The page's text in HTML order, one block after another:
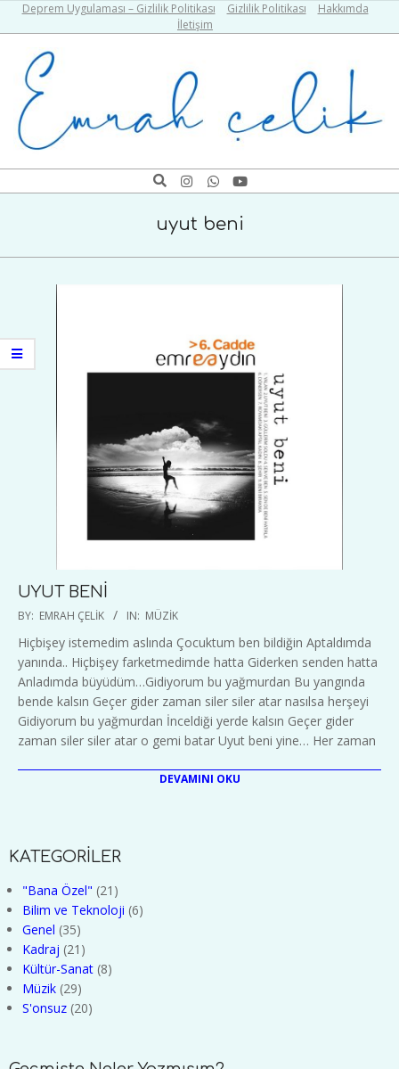
content
Deprem Uygulaması – Gizlilik Politikası Gizlilik Politikası
Hakkımda
İletişim
Emrah
Search
uyut beni
UYUT BENİ
2019-
25
BY: EMRAH ÇELIK IN: MÜZIK
Hiçbişey istemedim aslında Çocuktum ben bildiğin Aptaldımda
yanında.. Hiçbişey farketmedimde hatta Giderken senden hatta
Anladımda büyüdüm…Gidiyorum bu yağmurdan Bu yangında
bende kalsın Geçer gider zaman siler siler atar nasılsa herşeyi
Gidiyorum bu yağmurdan İnceldiği yerde kalsın Geçer gider
zaman siler siler atar o gemi batar Uyut beni yine… Her zaman
DEVAMINI OKU
KATEGORİLER
"Bana Özel" (21)
Bilim ve Teknoloji (6)
Genel (35)
Kadraj (21)
Kültür-Sanat (8)
Müzik (29)
S'onsuz (20)